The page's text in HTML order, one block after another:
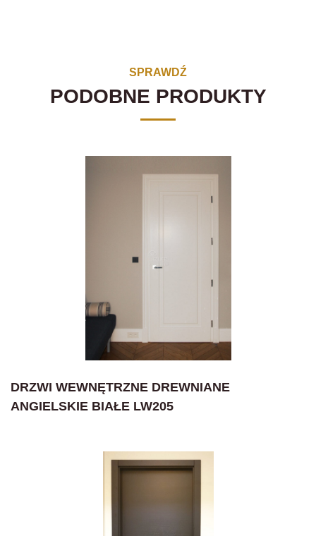
SPRAWDŹ
PODOBNE PRODUKTY
DRZWI WEWNĘTRZNE DREWNIANE
ANGIELSKIE BIAŁE LW205